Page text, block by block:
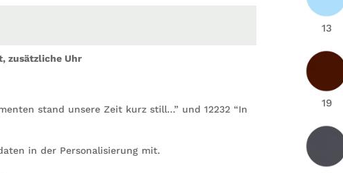
13
19
zusätzliche Uhr
stand unsere Zeit kurz still…” und 12232 “In
in der Personalisierung mit.